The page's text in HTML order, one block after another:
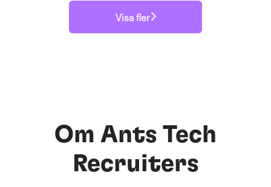
Visa fler
Om Ants Tech
Recruiters